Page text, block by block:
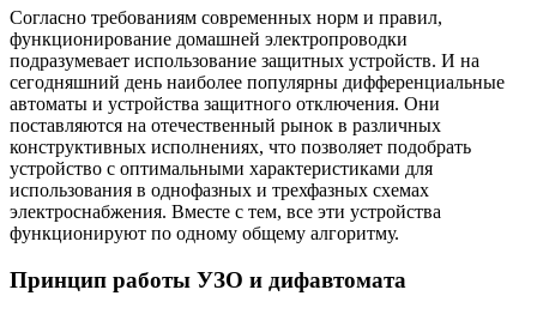
Согласно требованиям современных норм и правил,
функционирование домашней электропроводки
подразумевает использование защитных устройств. И на
сегодняшний день наиболее популярны дифференциальные
автоматы и устройства защитного отключения. Они
поставляются на отечественный рынок в различных
конструктивных исполнениях, что позволяет подобрать
устройство с оптимальными характеристиками для
использования в однофазных и трехфазных схемах
электроснабжения. Вместе с тем, все эти устройства
функционируют по одному общему алгоритму.
Принцип работы УЗО и дифавтомата